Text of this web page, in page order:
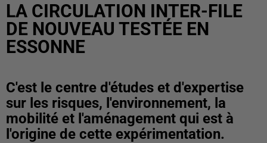
LA CIRCULATION INTER-FILE
DE NOUVEAU TESTÉE EN
ESSONNE
C'est le centre d'études et d'expertise
sur les risques, l'environnement, la
mobilité et l'aménagement qui est à
l'origine de cette expérimentation.